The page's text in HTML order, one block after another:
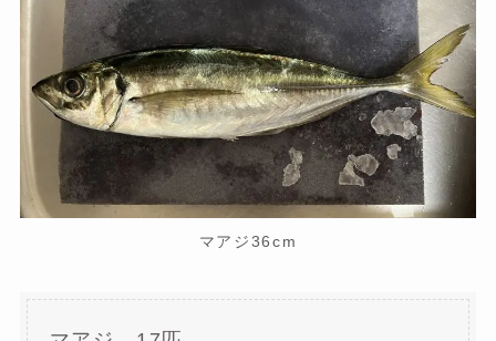
マアジ36cm